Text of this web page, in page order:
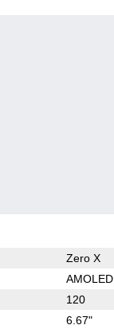
Zero X
AMOLED
120
6.67"